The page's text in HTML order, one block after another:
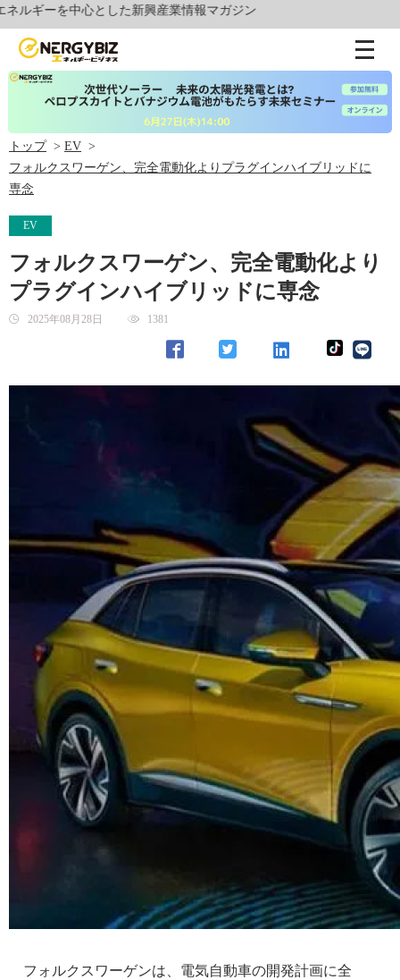
ーを中心とした新興産業情報マガジン
トップ
EV
フォルクスワーゲン、完全電動化よりプラグインハイブリッドに
専念
EV
フォルクスワーゲン、完全電動化より
プラグインハイブリッドに専念
2025年08月28日 1381
フォルクスワーゲンは、電気自動車の開発計画に全